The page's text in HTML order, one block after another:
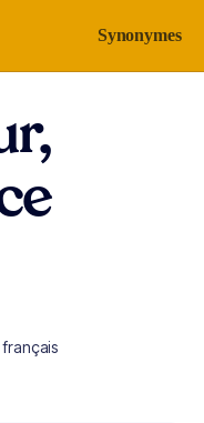
Synonymes